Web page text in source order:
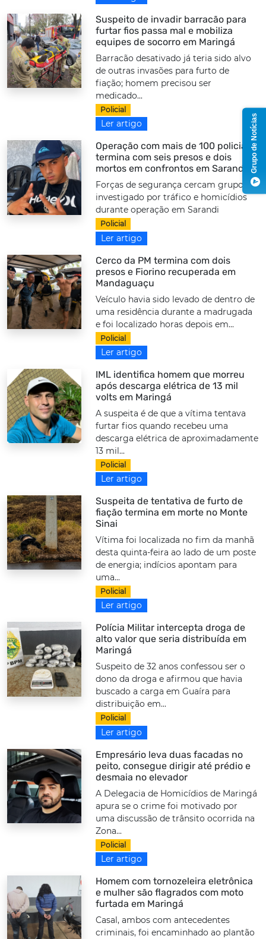
Suspeito de invadir barracão para
furtar fios passa mal e mobiliza
equipes de socorro em Maringá
Barracão desativado já teria sido alvo
de outras invasões para furto de
fiação; homem precisou ser
medicado...
Policial
Ler artigo
Operação com mais de 100 policiais
termina com seis presos e dois
mortos em confrontos em Sarandi
Forças de segurança cercam grupo
investigado por tráfico e homicídios
durante operação em Sarandi
Policial
Ler artigo
Cerco da PM termina com dois
presos e Fiorino recuperada em
Mandaguaçu
Veículo havia sido levado de dentro de
uma residência durante a madrugada
e foi localizado horas depois em...
Policial
Ler artigo
IML identifica homem que morreu
após descarga elétrica de 13 mil
volts em Maringá
A suspeita é de que a vítima tentava
furtar fios quando recebeu uma
descarga elétrica de aproximadamente
13 mil...
Policial
Ler artigo
Suspeita de tentativa de furto de
fiação termina em morte no Monte
Sinai
Vítima foi localizada no fim da manhã
desta quinta-feira ao lado de um poste
de energia; indícios apontam para
uma...
Policial
Ler artigo
Polícia Militar intercepta droga de
alto valor que seria distribuída em
Maringá
Suspeito de 32 anos confessou ser o
dono da droga e afirmou que havia
buscado a carga em Guaíra para
distribuição em...
Policial
Ler artigo
Empresário leva duas facadas no
peito, consegue dirigir até prédio e
desmaia no elevador
A Delegacia de Homicídios de Maringá
apura se o crime foi motivado por
uma discussão de trânsito ocorrida na
Zona...
Policial
Ler artigo
Homem com tornozeleira eletrônica
e mulher são flagrados com moto
furtada em Maringá
Casal, ambos com antecedentes
criminais, foi encaminhado ao plantão
Grupo de Notícias